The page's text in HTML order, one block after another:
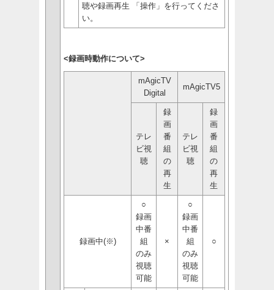
聴や録画再生 「操作」を行ってくださ
い。
<録画時動作について>
mAgicTV
Digital
mAgicTV5
テレ
ビ視
聴
録
画
番
組
の
再
生
テレ
ビ視
聴
録
画
番
組
の
再
生
録画中(※)
○
録画
中番
組
のみ
視聴
可能
×
○
録画
中番
組
のみ
視聴
可能
○